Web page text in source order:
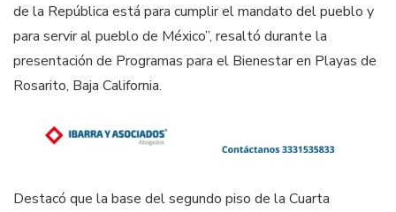
de la República está para cumplir el mandato del pueblo y
para servir al pueblo de México”, resaltó durante la
presentación de Programas para el Bienestar en Playas de
Rosarito, Baja California.
Destacó que la base del segundo piso de la Cuarta